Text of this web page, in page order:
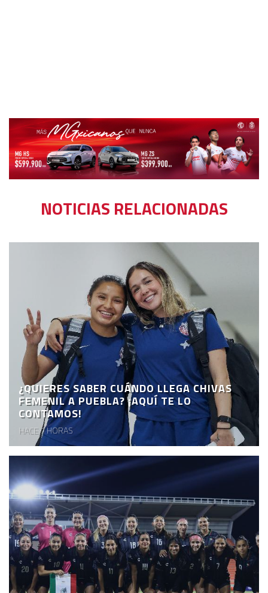
NOTICIAS RELACIONADAS
¿QUIERES SABER CUÁNDO LLEGA CHIVAS
FEMENIL A PUEBLA? ¡AQUÍ TE LO
CONTAMOS!
HACE 7 HORAS